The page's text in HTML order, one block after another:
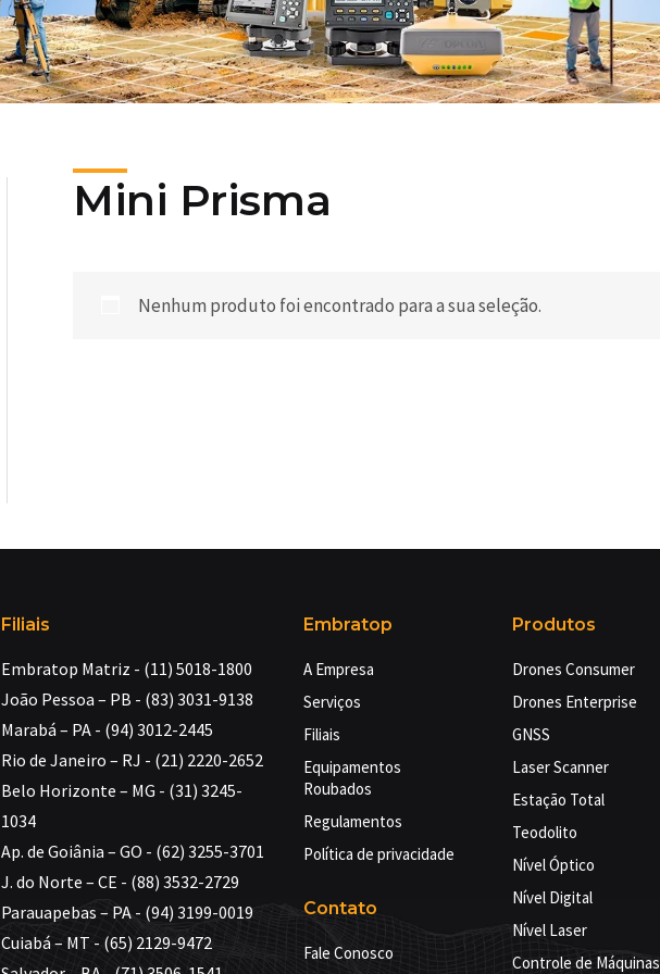
Mini Prisma
Nenhum produto foi encontrado para a sua seleção.
Filiais
Embratop Matriz - (11) 5018-1800
João Pessoa – PB - (83) 3031-9138
Marabá – PA - (94) 3012-2445
Rio de Janeiro – RJ - (21) 2220-2652
Belo Horizonte – MG - (31) 3245-
1034
Ap. de Goiânia – GO - (62) 3255-3701
J. do Norte – CE - (88) 3532-2729
Parauapebas – PA - (94) 3199-0019
Cuiabá – MT - (65) 2129-9472
Embratop
A Empresa
Serviços
Filiais
Equipamentos
Roubados
Regulamentos
Política de privacidade
Contato
Fale Conosco
Produtos
Drones Consumer
Drones Enterprise
GNSS
Laser Scanner
Estação Total
Teodolito
Nível Óptico
Nível Digital
Nível Laser
Controle de Máquinas